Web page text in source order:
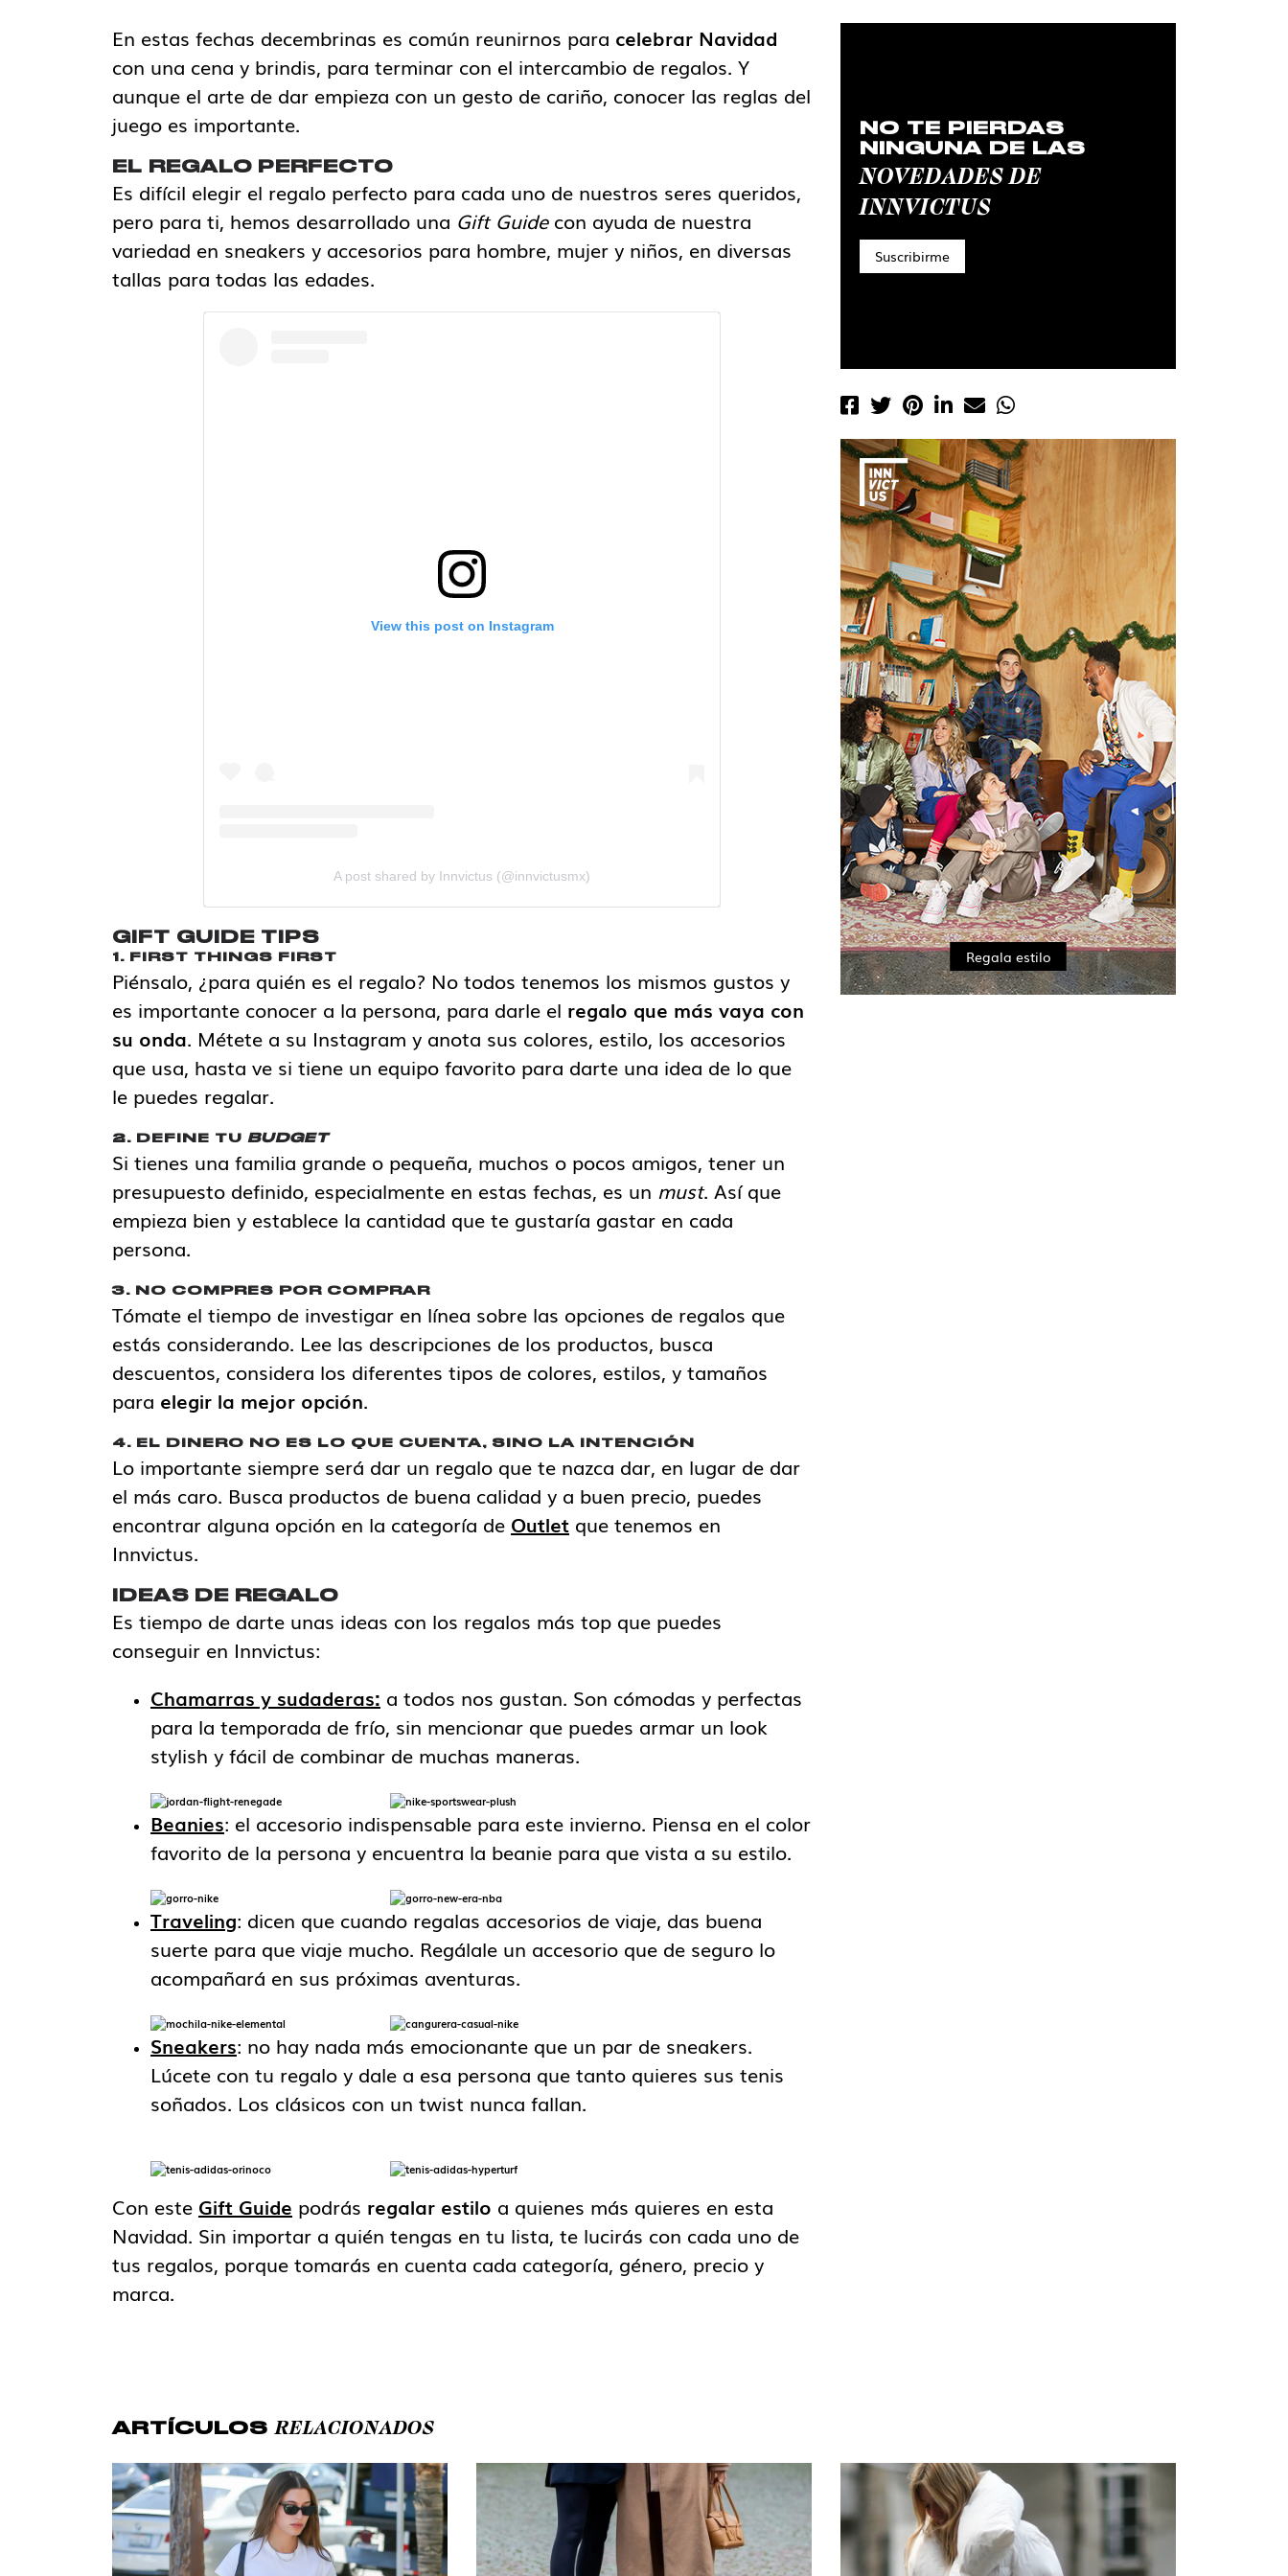
En estas fechas decembrinas es común reunirnos para celebrar Navidad
con una cena y brindis, para terminar con el intercambio de regalos. Y
aunque el arte de dar empieza con un gesto de cariño, conocer las reglas del
juego es importante.
EL REGALO PERFECTO
Es difícil elegir el regalo perfecto para cada uno de nuestros seres queridos,
pero para ti, hemos desarrollado una Gift Guidecon ayuda de nuestra
variedad en sneakers y accesorios para hombre, mujer y niños, en diversas
tallas para todas las edades.
View this post on Instagram
A post shared by Innvictus (@innvictusmx)
GIFT GUIDE TIPS
1. FIRST THINGS FIRST
Piénsalo, ¿para quién es el regalo? No todos tenemos los mismos gustos y
es importante conocer a la persona, para darle el regalo que más vaya con
su onda. Métete a su Instagram y anota sus colores, estilo, los accesorios
que usa, hasta ve si tiene un equipo favorito para darte una idea de lo que
le puedes regalar.
2. DEFINE TU BUDGET
Si tienes una familia grande o pequeña, muchos o pocos amigos, tener un
presupuesto definido, especialmente en estas fechas, es un must. Así que
empieza bien y establece la cantidad que te gustaría gastar en cada
persona.
3. NO COMPRES POR COMPRAR
Tómate el tiempo de investigar en línea sobre las opciones de regalos que
estás considerando. Lee las descripciones de los productos, busca
descuentos, considera los diferentes tipos de colores, estilos, y tamaños
para elegir la mejor opción.
4. EL DINERO NO ES LO QUE CUENTA, SINO LA INTENCIÓN
Lo importante siempre será dar un regalo que te nazca dar, en lugar de dar
el más caro. Busca productos de buena calidad y a buen precio, puedes
encontrar alguna opción en la categoría de Outlet que tenemos en
Innvictus.
IDEAS DE REGALO
Es tiempo de darte unas ideas con los regalos más top que puedes
conseguir en Innvictus:
Chamarras y sudaderas: a todos nos gustan. Son cómodas y perfectas
para la temporada de frío, sin mencionar que puedes armar un look
stylish y fácil de combinar de muchas maneras.
Beanies: el accesorio indispensable para este invierno. Piensa en el color
favorito de la persona y encuentra la beanie para que vista a su estilo.
Traveling: dicen que cuando regalas accesorios de viaje, das buena
suerte para que viaje mucho. Regálale un accesorio que de seguro lo
acompañará en sus próximas aventuras.
Sneakers: no hay nada más emocionante que un par de sneakers.
Lúcete con tu regalo y dale a esa persona que tanto quieres sus tenis
soñados. Los clásicos con un twist nunca fallan.
Con este Gift Guide podrás regalar estilo a quienes más quieres en esta
Navidad. Sin importar a quién tengas en tu lista, te lucirás con cada uno de
tus regalos, porque tomarás en cuenta cada categoría, género, precio y
marca.
NO TE PIERDAS
NINGUNA DE LAS
NOVEDADES DE
INNVICTUS
Suscribirme
Regala estilo
ARTÍCULOS RELACIONADOS